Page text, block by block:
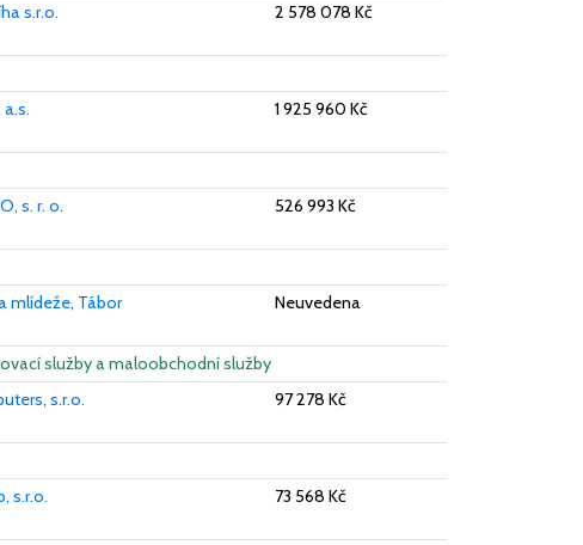
s.r.o. 2 578 078 Kč
a.s. 1 925 960 Kč
s. r. o. 526 993 Kč
mlídeže, Tábor Neuvedena
služby a maloobchodní služby
s.r.o. 97 278 Kč
s.r.o. 73 568 Kč